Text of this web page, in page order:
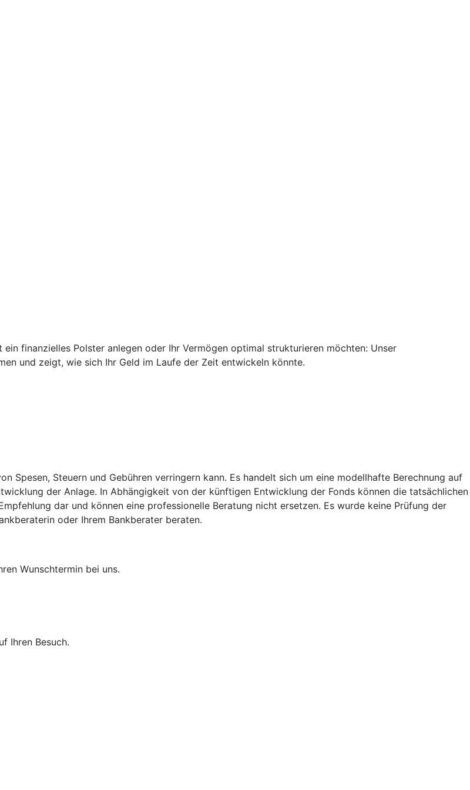
finanzielles Polster anlegen oder Ihr Vermögen optimal strukturieren möchten: Unser
und zeigt, wie sich Ihr Geld im Laufe der Zeit entwickeln könnte.
Spesen, Steuern und Gebühren verringern kann. Es handelt sich um eine modellhafte Berechnung auf
der Anlage. In Abhängigkeit von der künftigen Entwicklung der Fonds können die tatsächlichen
dar und können eine professionelle Beratung nicht ersetzen. Es wurde keine Prüfung der
oder Ihrem Bankberater beraten.
Wunschtermin bei uns.
Ihren Besuch.